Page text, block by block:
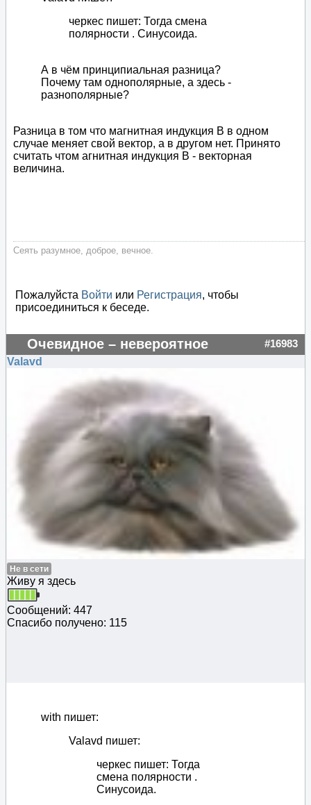
черкес пишет: Тогда смена
полярности . Синусоида.
А в чём принципиальная разница?
Почему там однополярные, а здесь -
разнополярные?
Разница в том что магнитная индукция В в одном
случае меняет свой вектор, а в другом нет. Принято
считать чтом агнитная индукция В - векторная
величина.
Сеять разумное, доброе, вечное.
Пожалуйста Войти или Регистрация, чтобы
присоединиться к беседе.
Очевидное – невероятное #16983
Valavd
Не в сети
Живу я здесь
Сообщений: 447
Спасибо получено: 115
with пишет:
Valavd пишет:
черкес пишет: Тогда
смена полярности .
Синусоида.